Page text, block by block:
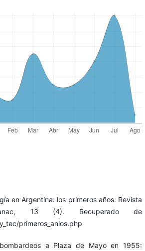
en Argentina: los primeros años. Revista
13 (4). Recuperado de
primeros_anios.php
a Plaza de Mayo en 1955: